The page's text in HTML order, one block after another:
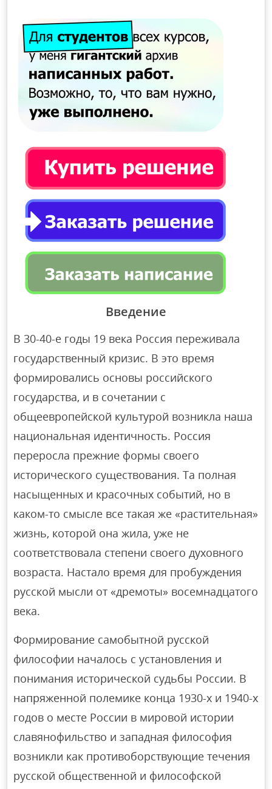
Введение
В 30-40-е годы 19 века Россия переживала
государственный кризис. В это время
формировались основы российского
государства, и в сочетании с
общеевропейской культурой возникла наша
национальная идентичность. Россия
переросла прежние формы своего
исторического существования. Та полная
насыщенных и красочных событий, но в
каком-то смысле все такая же «растительная»
жизнь, которой она жила, уже не
соответствовала степени своего духовного
возраста. Настало время для пробуждения
русской мысли от «дремоты» восемнадцатого
века.
Формирование самобытной русской
философии началось с установления и
понимания исторической судьбы России. В
напряженной полемике конца 1930-х и 1940-х
годов о месте России в мировой истории
славянофильство и западная философия
возникли как противоборствующие течения
русской общественной и философской